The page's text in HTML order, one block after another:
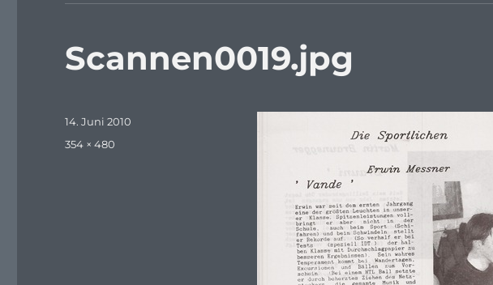
Scannen0019.jpg
Veröffentlicht
14. Juni 2010
Originalgröße
354 × 480